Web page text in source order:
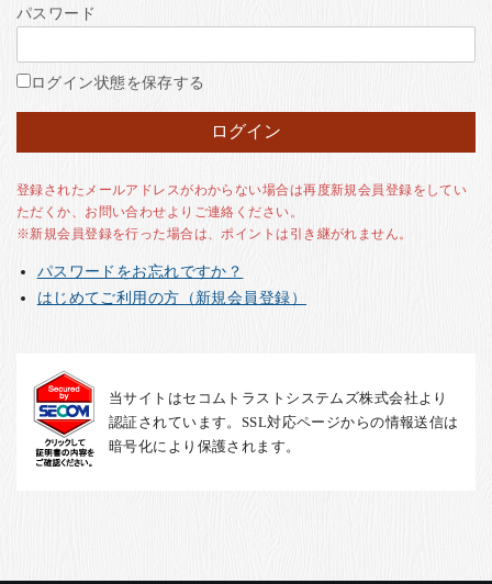
ご利用ガイド
お客様の声
お知らせ
English
パスワード
ログイン状態を保存する
登録されたメールアドレスがわからない場合は再度新規会員登録をしてい
ただくか、お問い合わせよりご連絡ください。
※新規会員登録を行った場合は、ポイントは引き継がれません。
パスワードをお忘れですか？
はじめてご利用の方（新規会員登録）
当サイトはセコムトラストシステムズ株式会社より
認証されています。SSL対応ページからの情報送信は
暗号化により保護されます。